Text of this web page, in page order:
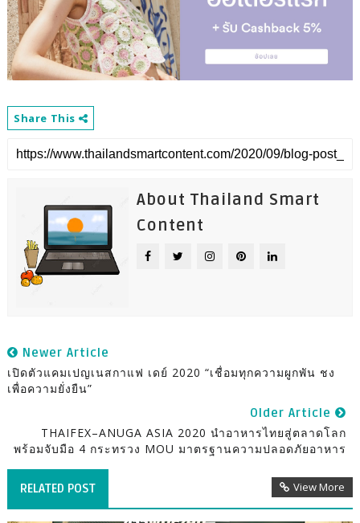
Share This
About Thailand Smart
Content
Newer Article
เปิดตัวแคมเปญเนสกาแฟ เดย์ 2020 “เชื่อมทุกความผูกพัน ชง
เพื่อความยั่งยืน”
Older Article
THAIFEX–ANUGA ASIA 2020 นำอาหารไทยสู่ตลาดโลก
พร้อมจับมือ 4 กระทรวง MOU มาตรฐานความปลอดภัยอาหาร
RELATED POST View More